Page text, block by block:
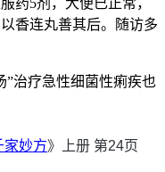
香连丸善其后。随访多
”治疗急性细菌性痢疾也
家妙方》上册 第24页